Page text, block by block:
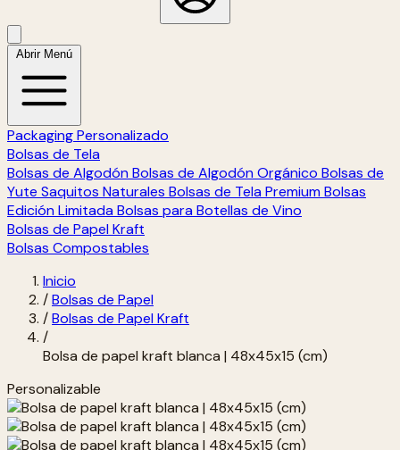
Abrir Menú
Packaging Personalizado
Bolsas de Tela
Bolsas de Algodón Bolsas de Algodón Orgánico Bolsas de
Yute Saquitos Naturales Bolsas de Tela Premium Bolsas
Edición Limitada Bolsas para Botellas de Vino
Bolsas de Papel Kraft
Bolsas Compostables
Inicio
/Bolsas de Papel
/Bolsas de Papel Kraft
/
Bolsa de papel kraft blanca | 48x45x15 (cm)
Personalizable